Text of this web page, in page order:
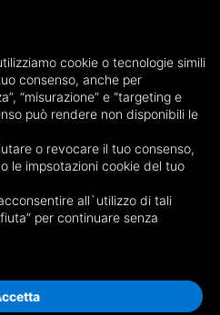
the newspaper by mail
newspaper
cookie o tecnologie simili
consenso, anche per
“misurazione” e “targeting e
può rendere non disponibili le
o revocare il tuo consenso,
le impsotazioni cookie del tuo
all`utilizzo di tali
per continuare senza